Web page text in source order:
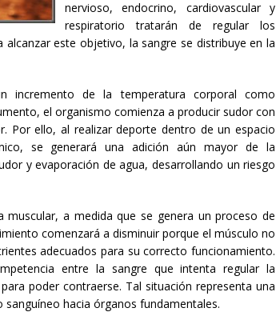
nervioso, endocrino, cardiovascular y
respiratorio tratarán de regular los
este objetivo, la sangre se distribuye en la
incremento de la temperatura corporal como
el organismo comienza a producir sudor con
Por ello, al realizar deporte dentro de un espacio
se generará una adición aún mayor de la
y evaporación de agua, desarrollando un riesgo
a medida que se genera un proceso de
comenzará a disminuir porque el músculo no
adecuados para su correcto funcionamiento.
entre la sangre que intenta regular la
poder contraerse. Tal situación representa una
hacia órganos fundamentales.